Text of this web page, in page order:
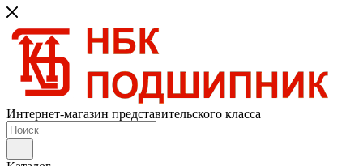
Интернет-магазин представительского класса